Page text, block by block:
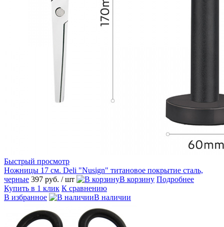
Быстрый просмотр
Ножницы 17 см. Deli "Nusign" титановое покрытие сталь,
черные 397 руб. / шт В корзину Подробнее
Купить в 1 клик К сравнению
В избранное
В наличии